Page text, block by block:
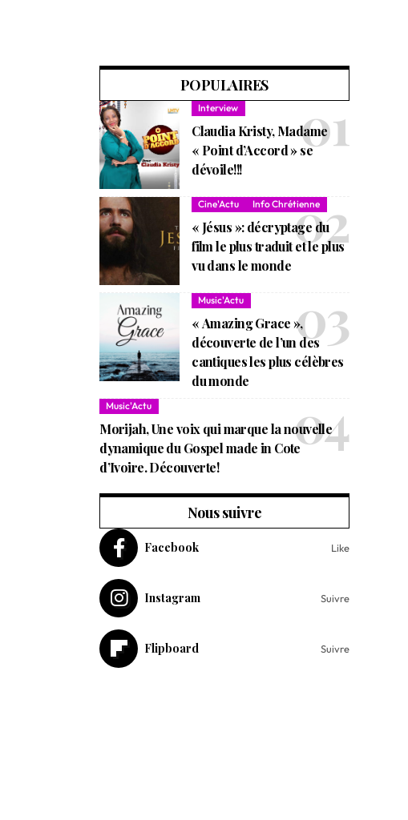
POPULAIRES
Interview
Claudia Kristy, Madame
« Point d’Accord » se
dévoile!!!
Cine'Actu Info Chrétienne
« Jésus »: décryptage du
film le plus traduit et le plus
vu dans le monde
Music'Actu
« Amazing Grace »,
découverte de l’un des
cantiques les plus célèbres
du monde
Music'Actu
Morijah, Une voix qui marque la nouvelle
dynamique du Gospel made in Cote
d’Ivoire. Découverte!
Nous suivre
Facebook Like
Instagram Suivre
Flipboard Suivre